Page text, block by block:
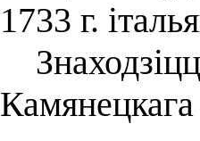
1733 г.